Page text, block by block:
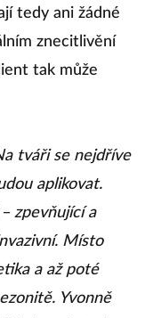
tedy ani žádné
znecitlivění
tak může
tváři se nejdříve
aplikovat.
zpevňující a
Místo
a až poté
Yvonně